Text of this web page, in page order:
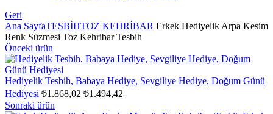
Geri
Ana SayfaTESBİHTOZ KEHRİBAR Erkek Hediyelik Arpa Kesim
Renk Süzmesi Toz Kehribar Tesbih
Önceki ürün
Hediyelik Tesbih, Babaya Hediye, Sevgiliye Hediye, Doğum Günü
Hediyesi ₺1.868,02 Orijinal
₺1.494,42
Sonraki ürün